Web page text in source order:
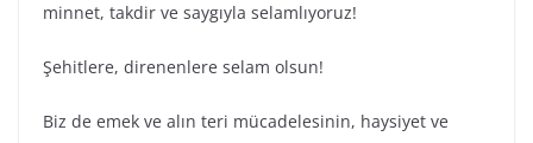
minnet, takdir ve saygıyla selamlıyoruz!
Şehitlere, direnenlere selam olsun!
Biz de emek ve alın teri mücadelesinin, haysiyet ve